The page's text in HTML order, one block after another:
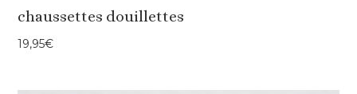
chaussettes douillettes
19,95€